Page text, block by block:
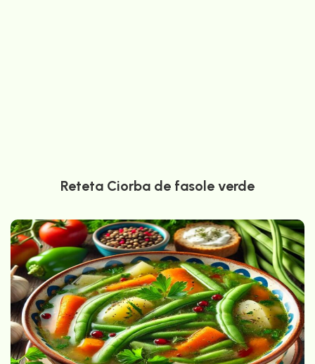
Reteta Ciorba de fasole verde